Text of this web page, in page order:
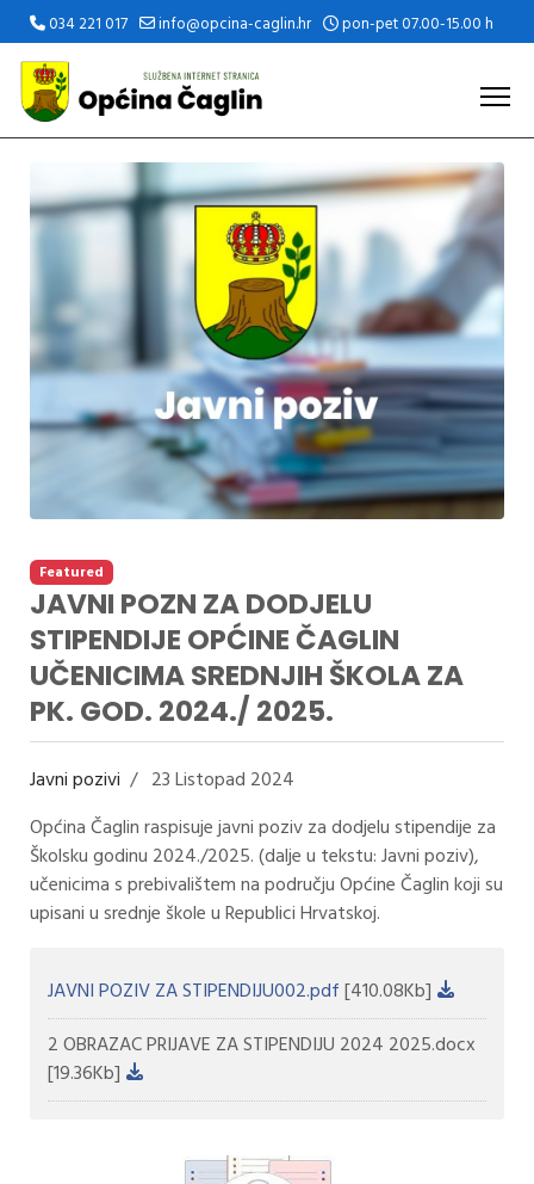
034 221 017 info@opcina-caglin.hr pon-pet 07.00-15.00 h
Featured
JAVNI POZN ZA DODJELU
STIPENDIJE OPĆINE ČAGLIN
UČENICIMA SREDNJIH ŠKOLA ZA
PK. GOD. 2024./ 2025.
Javni pozivi
23 Listopad 2024
Općina Čaglin raspisuje javni poziv za dodjelu stipendije za
Školsku godinu 2024./2025. (dalje u tekstu: Javni poziv),
učenicima s prebivalištem na području Općine Čaglin koji su
upisani u srednje škole u Republici Hrvatskoj.
JAVNI POZIV ZA STIPENDIJU002.pdf[410.08Kb]
2 OBRAZAC PRIJAVE ZA STIPENDIJU 2024 2025.docx
[19.36Kb]